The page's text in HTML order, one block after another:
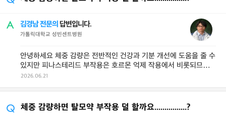
김경남 전문의 답변입니다.
가톨릭대학교 성빈센트병원
안녕하세요 체중 감량은 전반적인 건강과 기분 개선에 도움을 줄 수
있지만 피나스테리드 부작용은 호르몬 억제 작용에서 비롯되므로
체중과 직접적인 연관성이 크지 ...
2026.06.21
체중 감량하면 탈모약 부작용 덜 할까요................?